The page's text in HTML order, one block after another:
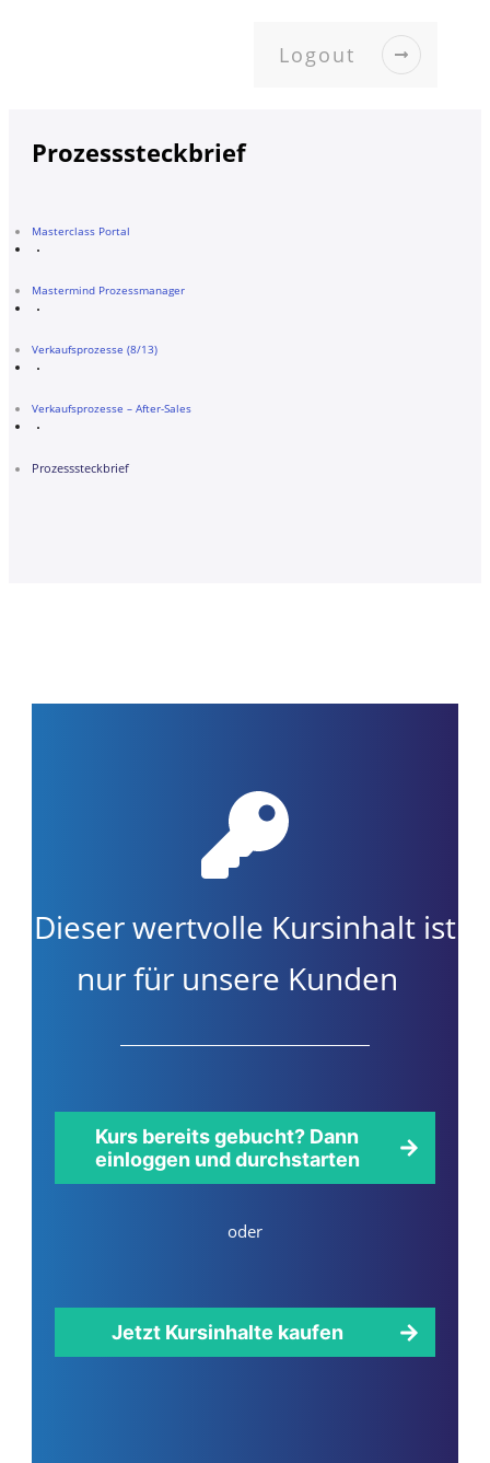
Logout
Prozesssteckbrief
Masterclass Portal
Mastermind Prozessmanager
Verkaufsprozesse (8/13)
Verkaufsprozesse – After-Sales
Prozesssteckbrief
Dieser wertvolle Kursinhalt ist
nur für unsere Kunden
Kurs bereits gebucht? Dann
einloggen und durchstarten
oder
Jetzt Kursinhalte kaufen